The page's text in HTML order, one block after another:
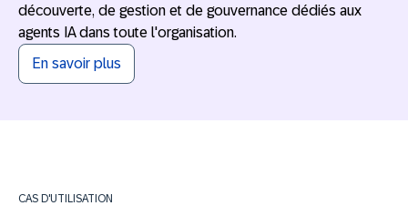
découverte, de gestion et de gouvernance dédiés aux
agents IA dans toute l'organisation.
En savoir plus
CAS D'UTILISATION